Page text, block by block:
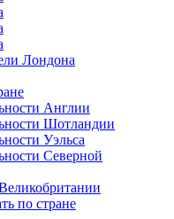
Лондона
Англии
Шотландии
Уэльса
Северной
по стране